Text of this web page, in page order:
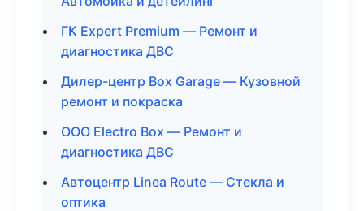
ГК Expert Premium — Ремонт и
диагностика ДВС
Дилер-центр Box Garage — Кузовной
ремонт и покраска
ООО Electro Box — Ремонт и
диагностика ДВС
Автоцентр Linea Route — Стекла и
оптика